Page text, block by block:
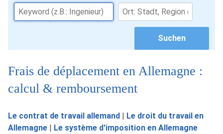
Frais de déplacement en Allemagne :
calcul & remboursement
Le contrat de travail allemand | Le droit du travail en
Allemagne | Le système d'imposition en Allemagne